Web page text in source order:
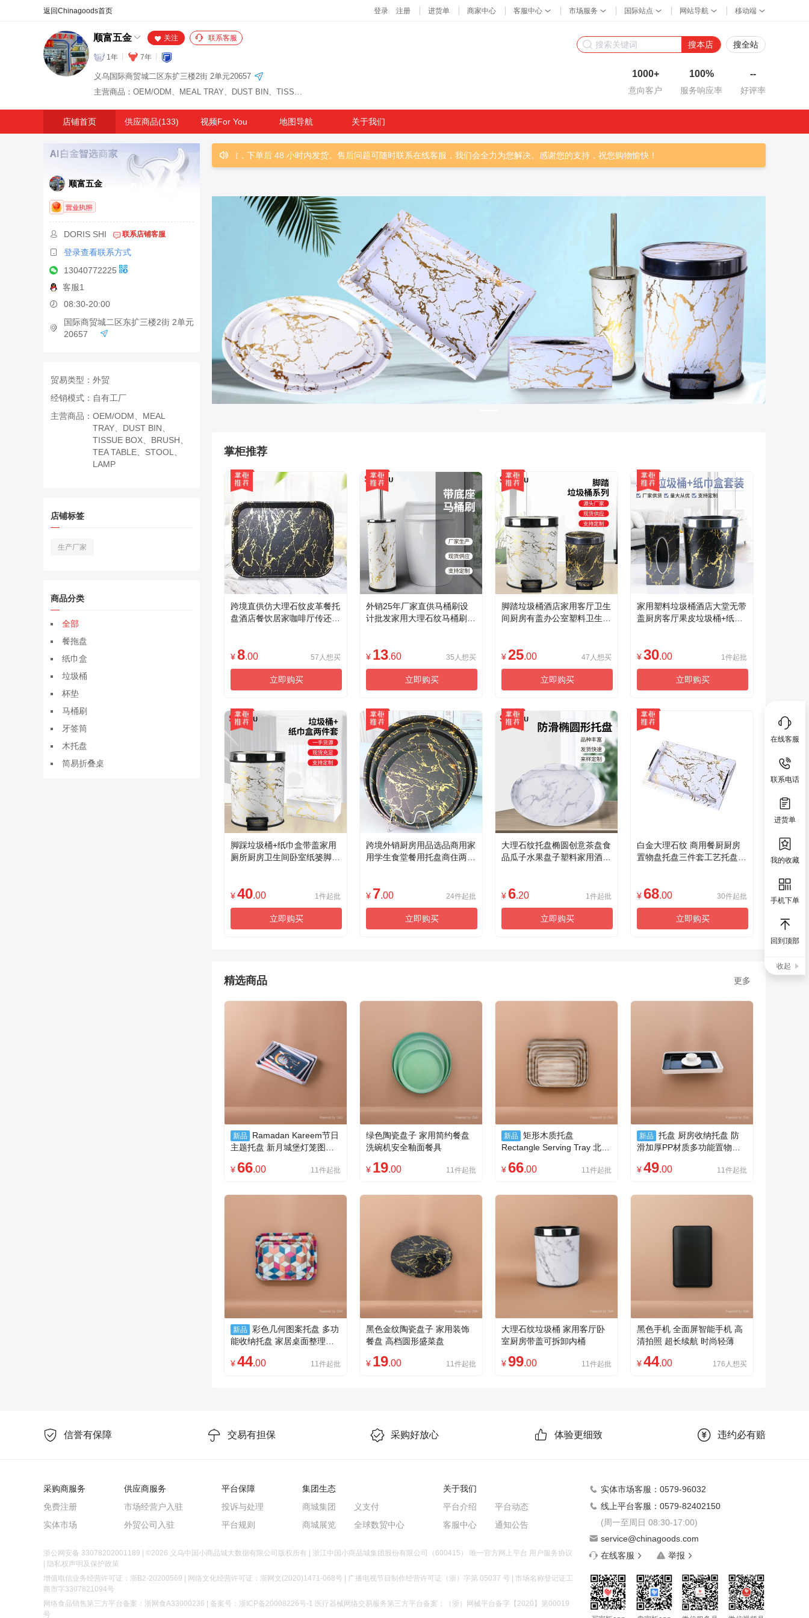
顺富五金
1年 7年
关注 联系客服
义乌国际商贸城二区东扩三楼2街 2单元20657
主营商品：OEM/ODM、MEAL TRAY、DUST BIN、TISSUE BOX、BRUSH、TEA TABLE、STOOL、LAMP
搜本店 搜全站
1000+
意向客户
100%
服务响应率
--
好评率
在线客服
联系电话
进货单
我的收藏
手机下单
回到顶部
收起
店铺首页 供应商品(133) 视频For You 地图导航 关于我们
顺富五金
DORIS SHI 联系店铺客服
登录查看联系方式
13040772225
客服1
08:30-20:00
国际商贸城二区东扩三楼2街 2单元
20657
贸易类型： 外贸
经销模式： 自有工厂
主营商品： OEM/ODM、MEAL
TRAY、DUST BIN、
TISSUE BOX、BRUSH、
TEA TABLE、STOOL、
LAMP
店铺标签
生产厂家
商品分类
全部
餐拖盘
纸巾盒
垃圾桶
杯垫
马桶刷
牙签筒
木托盘
简易折叠桌
，欢迎光临！本店每日 8:30-21:00 营业，商品严选保质，下单后 48 小时内发货。售后问题可随时联系在线客服，我们会全力为您解决。感谢您的支持，祝您购物愉快！
掌柜推荐
跨境直供仿大理石纹皮革餐托
盘酒店餐饮居家咖啡厅传还盘
¥8.00 57人想买
立即购买
外销25年厂家直供马桶刷设
计批发家用大理石纹马桶刷长
¥ 13.60 35人想买
立即购买
脚踏垃圾桶酒店家用客厅卫生
间厨房有盖办公室塑料卫生桶
¥25.00 47人想买
立即购买
家用塑料垃圾桶酒店大堂无带
盖厨房客厅果皮垃圾桶+纸巾
¥30.00 1件起批
立即购买
脚踩垃圾桶+纸巾盒带盖家用
厕所厨房卫生间卧室纸篓脚踏
¥40.00 1件起批
立即购买
跨境外销厨房用品选品商用家
用学生食堂餐用托盘商住两用
¥ 7.00 24件起批
立即购买
大理石纹托盘椭圆创意茶盘食
品瓜子水果盘子塑料家用酒店
¥ 6.20 1件起批
立即购买
白金大理石纹 商用餐厨厨房
置物盘托盘三件套工艺托盘大
¥ 68.00 30件起批
立即购买
精选商品 更多
新品
Ramadan Kareem节日
主题托盘 新月城堡灯笼图案
¥ 66.00 11件起批
绿色陶瓷盘子 家用简约餐盘
洗碗机安全釉面餐具
¥ 19.00 11件起批
新品
矩形木质托盘
Rectangle Serving Tray 北欧
¥ 66.00 11件起批
新品
托盘 厨房收纳托盘 防
滑加厚PP材质多功能置物托
¥49.00 11件起批
新品
彩色几何图案托盘 多功
能收纳托盘 家居桌面整理神
¥44.00 11件起批
黑色金纹陶瓷盘子 家用装饰
餐盘 高档圆形盛菜盘
¥ 19.00 11件起批
大理石纹垃圾桶 家用客厅卧
室厨房带盖可拆卸内桶
¥99.00 11件起批
黑色手机 全面屏智能手机 高
清拍照 超长续航 时尚轻薄
¥44.00 176人想买